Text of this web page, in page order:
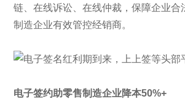
链、在线诉讼、在线仲裁，保障企业合
制造企业有效管控经销商。
电子签约助零售制造企业降本50%+